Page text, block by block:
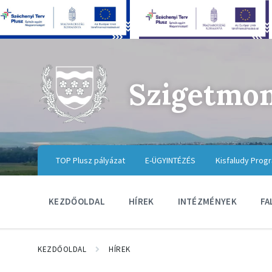
TOP Plusz pályázat E-ÜGYINTÉZÉS Kisfaludy
KEZDŐOLDAL HÍREK INTÉZMÉNYEK
KEZDŐOLDAL HÍREK